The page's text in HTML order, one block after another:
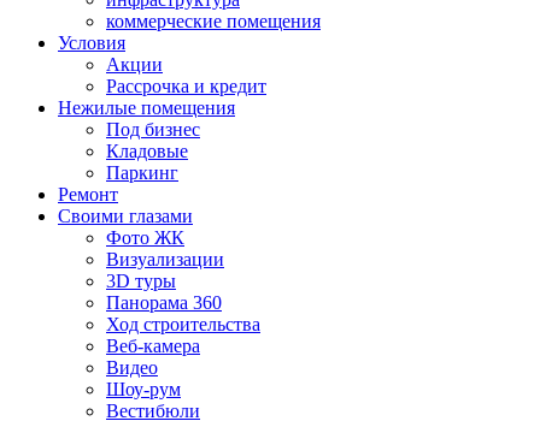
коммерческие помещения
Условия
Акции
Рассрочка и кредит
Нежилые помещения
Под бизнес
Кладовые
Паркинг
Ремонт
Своими глазами
Фото ЖК
Визуализации
3D туры
Панорама 360
Ход строительства
Веб-камера
Видео
Шоу-рум
Вестибюли